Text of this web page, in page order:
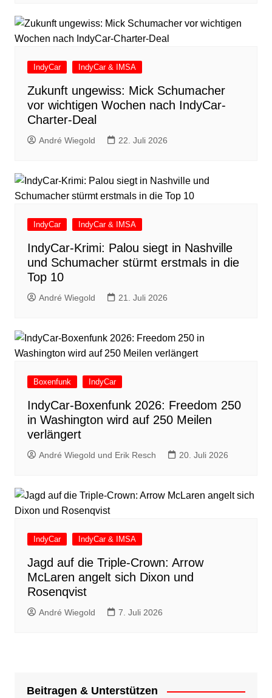
IndyCar IndyCar & IMSA
Zukunft ungewiss: Mick Schumacher
vor wichtigen Wochen nach IndyCar-
Charter-Deal
André Wiegold 22. Juli 2026
IndyCar IndyCar & IMSA
IndyCar-Krimi: Palou siegt in Nashville
und Schumacher stürmt erstmals in die
Top 10
André Wiegold 21. Juli 2026
Boxenfunk IndyCar
IndyCar-Boxenfunk 2026: Freedom 250
in Washington wird auf 250 Meilen
verlängert
André Wiegold und Erik Resch 20. Juli 2026
IndyCar IndyCar & IMSA
Jagd auf die Triple-Crown: Arrow
McLaren angelt sich Dixon und
Rosenqvist
André Wiegold 7. Juli 2026
Beitragen & Unterstützen